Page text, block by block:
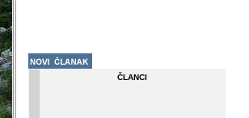
ČLANCI